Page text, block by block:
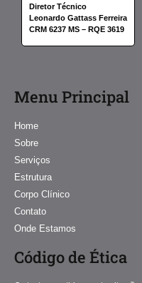
Diretor Técnico
Leonardo Gattass Ferreira
CRM 6237 MS – RQE 3619
Menu Principal
Home
Sobre
Serviços
Estrutura
Corpo Clínico
Contato
Onde Estamos
Código de Ética